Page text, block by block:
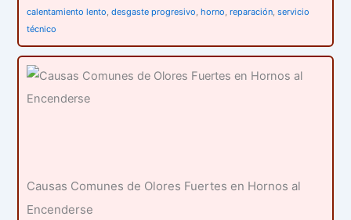
calentamiento lento,desgaste progresivo,horno,reparación,servicio
técnico
Causas Comunes de Olores Fuertes en Hornos al
Encenderse